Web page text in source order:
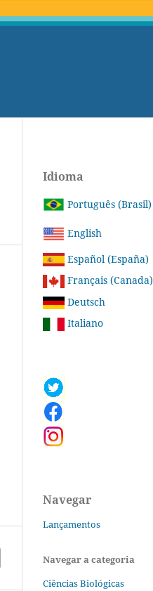
Idioma
Português (Brasil)
English
Español (España)
Français (Canada)
Deutsch
Italiano
Navegar
Lançamentos
Navegar a categoria
Ciências Biológicas